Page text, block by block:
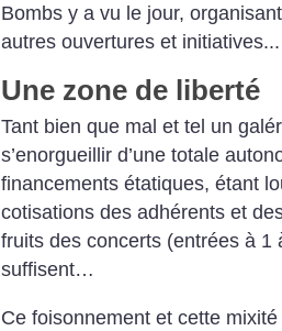
Bombs y a vu le jour,
autres ouvertures et initiatives...
Une zone de liberté
Tant bien que mal et tel un
s’enorgueillir d’une totale
financements étatiques, étant
cotisations des adhérents et
fruits des concerts (entrées à 1
suffisent…
Ce foisonnement et cette